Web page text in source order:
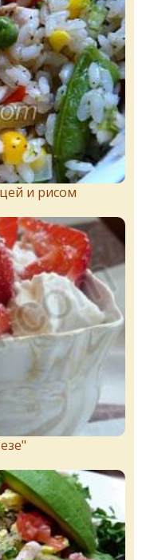
и рисом